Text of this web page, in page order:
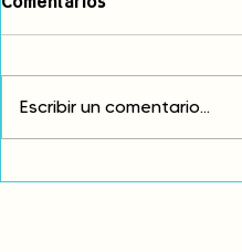
Escribir un comentario...